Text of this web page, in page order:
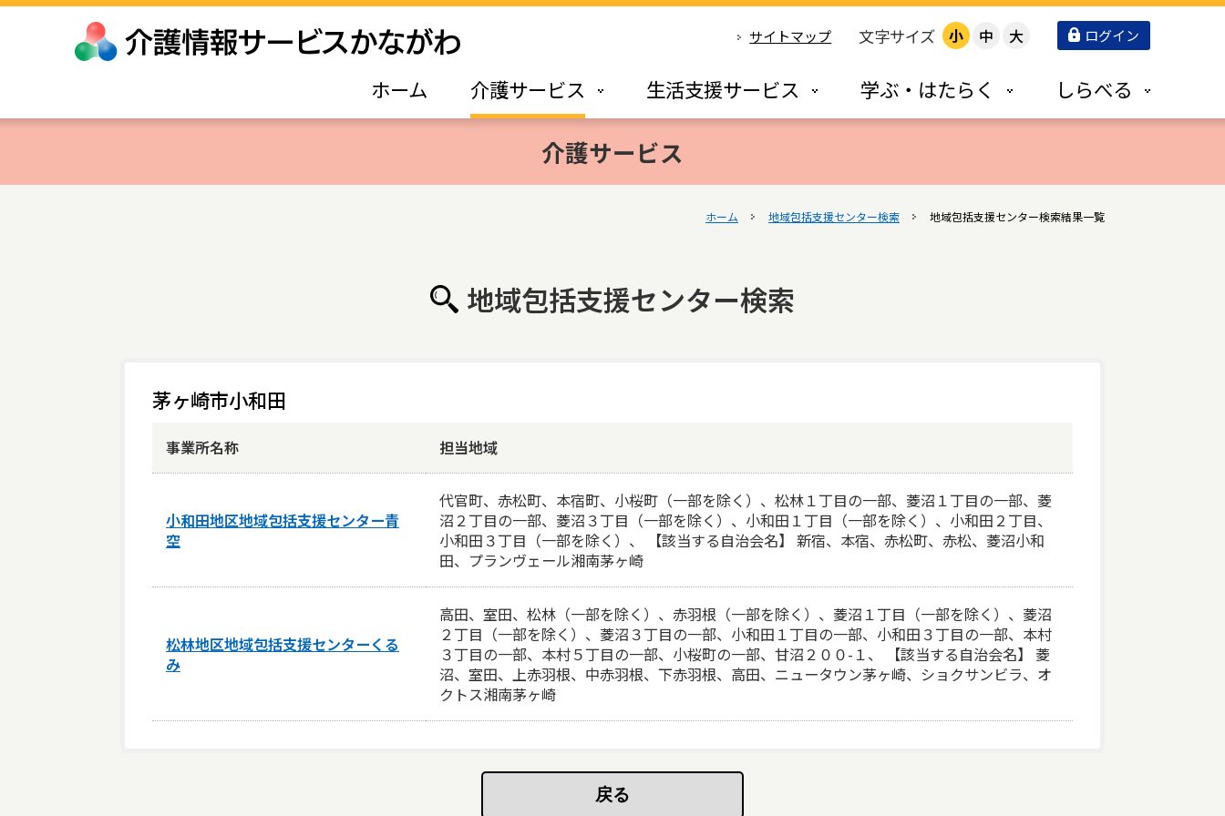
サイトマップ 文字サイズ 小 中 大 ログイン
ホーム 介護サービス 生活支援サービス 学ぶ・はたらく しらべる
介護サービス
ホーム 地域包括支援センター検索 地域包括支援センター検索結果一覧
地域包括支援センター検索
茅ヶ崎市小和田
事業所名称 担当地域
小和田地区地域包括支援センター青
空
代官町、赤松町、本宿町、小桜町（一部を除く）、松林１丁目の一部、菱沼１丁目の一部、菱
沼２丁目の一部、菱沼３丁目（一部を除く）、小和田１丁目（一部を除く）、小和田２丁目、
小和田３丁目（一部を除く）、 【該当する自治会名】 新宿、本宿、赤松町、赤松、菱沼小和
田、プランヴェール湘南茅ヶ崎
松林地区地域包括支援センターくる
み
高田、室田、松林（一部を除く）、赤羽根（一部を除く）、菱沼１丁目（一部を除く）、菱沼
２丁目（一部を除く）、菱沼３丁目の一部、小和田１丁目の一部、小和田３丁目の一部、本村
３丁目の一部、本村５丁目の一部、小桜町の一部、甘沼２００-１、 【該当する自治会名】 菱
沼、室田、上赤羽根、中赤羽根、下赤羽根、高田、ニュータウン茅ヶ崎、ショクサンビラ、オ
クトス湘南茅ヶ崎